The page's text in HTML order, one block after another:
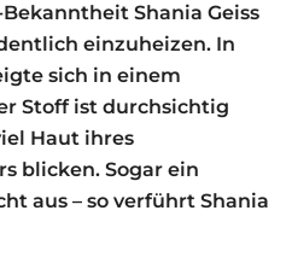
Shania Geiss
einzuheizen. In
sich in einem
Stoff ist durchsichtig
Haut ihres
blicken. Sogar ein
aus – so verführt Shania